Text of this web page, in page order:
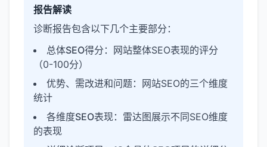
报告解读
诊断报告包含以下几个主要部分：
总体SEO得分 ：网站整体SEO表现的评分
（0-100分）
优势、需改进和问题：网站SEO的三个维度
统计
各维度SEO表现：雷达图展示不同SEO维度
的表现